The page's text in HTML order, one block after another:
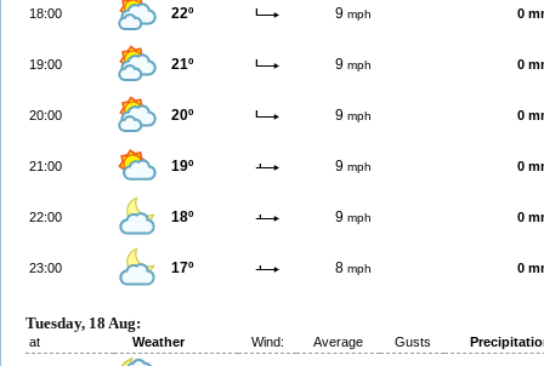
18:00 22º 9 mph 0
19:00 21º 9 mph 0
20:00 20º 9 mph 0
21:00 19º 9 mph 0
22:00 18º 9 mph 0
23:00 17º 8 mph 0
Tuesday, 18 Aug:
at Weather Wind: Average Gusts